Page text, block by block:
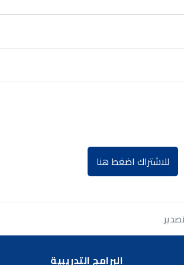
للاشتراك اضغط هنا
البرامج التدريبية